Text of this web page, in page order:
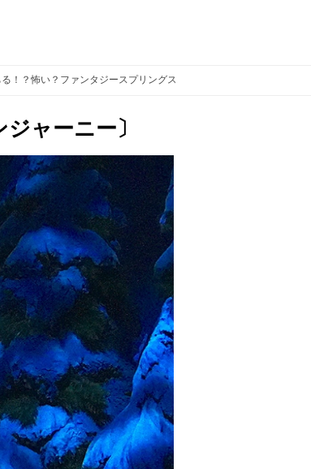
！？怖い？ファンタジースプリングスのアナ雪アトラクション
ャーニー〕